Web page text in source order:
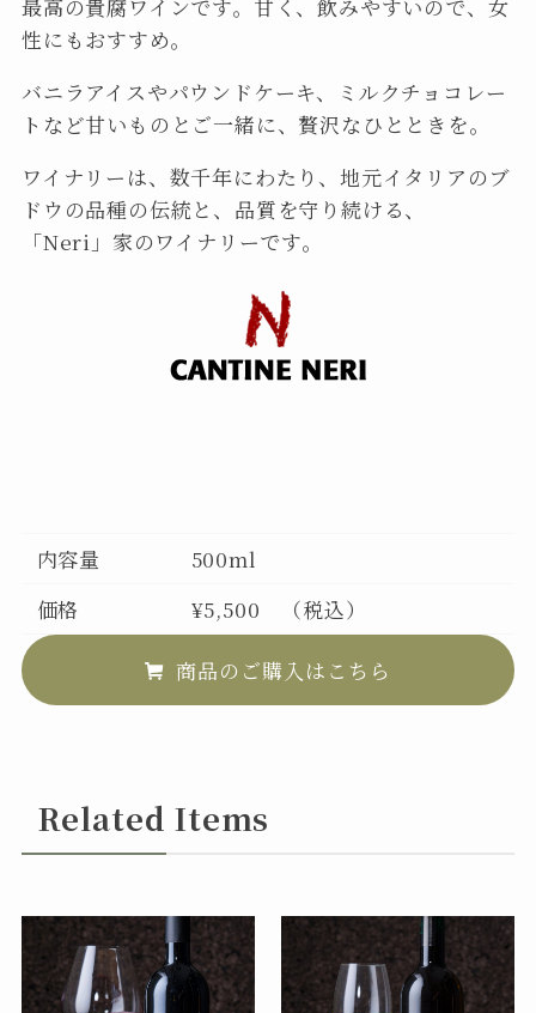
最高の貴腐ワインです。甘く、飲みやすいので、女
性にもおすすめ。
バニラアイスやパウンドケーキ、ミルクチョコレー
トなど甘いものとご一緒に、贅沢なひとときを。
ワイナリーは、数千年にわたり、地元イタリアのブ
ドウの品種の伝統と、品質を守り続ける、
「Neri」家のワイナリーです。
内容量
500ml
価格
¥5,500 （税込）
商品のご購入はこちら
Related Items